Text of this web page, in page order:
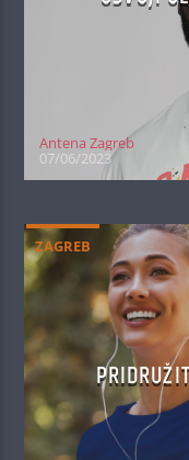
Antena Zagreb
07/06/2023
ZAGREB